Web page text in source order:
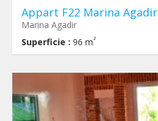
Appart F22 Marina Agadir
Marina Agadir
Superficie : 96 m²